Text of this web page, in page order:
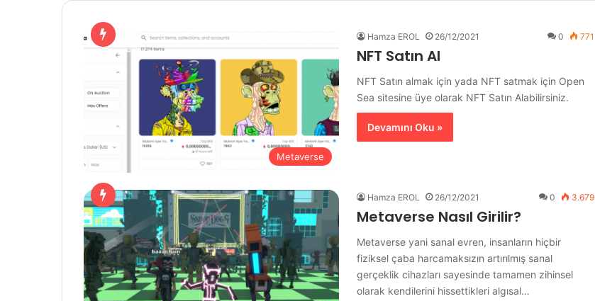
Metaverse
Hamza EROL 26/12/2021 0 771
NFT Satın Al
NFT Satın almak için yada NFT satmak için Open
Sea sitesine üye olarak NFT Satın Alabilirsiniz.
Devamını Oku »
Hamza EROL 26/12/2021 0 3.679
Metaverse Nasıl Girilir?
Metaverse yani sanal evren, insanların hiçbir
fiziksel çaba harcamaksızın artırılmış sanal
gerçeklik cihazları sayesinde tamamen zihinsel
olarak kendilerini hissettikleri algısal…